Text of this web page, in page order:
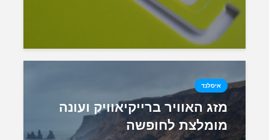
איסלנד
מזג האוויר ברייקיאוויק ועונה
מומלצת לחופשה